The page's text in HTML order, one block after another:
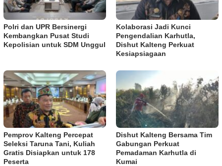
Polri dan UPR Bersinergi
Kembangkan Pusat Studi
Kepolisian untuk SDM Unggul
Kolaborasi Jadi Kunci
Pengendalian Karhutla,
Dishut Kalteng Perkuat
Kesiapsiagaan
Pemprov Kalteng Percepat
Seleksi Taruna Tani, Kuliah
Gratis Disiapkan untuk 178
Peserta
Dishut Kalteng Bersama Tim
Gabungan Perkuat
Pemadaman Karhutla di
Kumai